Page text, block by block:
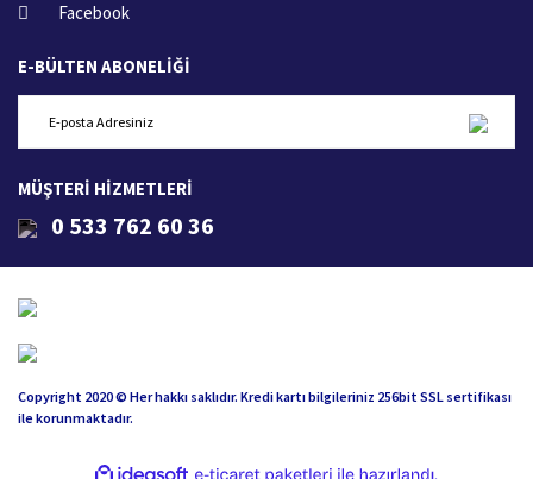
Facebook
E-BÜLTEN ABONELİĞİ
MÜŞTERİ HİZMETLERİ
0 533 762 60 36
Copyright 2020 © Her hakkı saklıdır. Kredi kartı bilgileriniz 256bit SSL sertifikası
ile korunmaktadır.
ideasoft e-